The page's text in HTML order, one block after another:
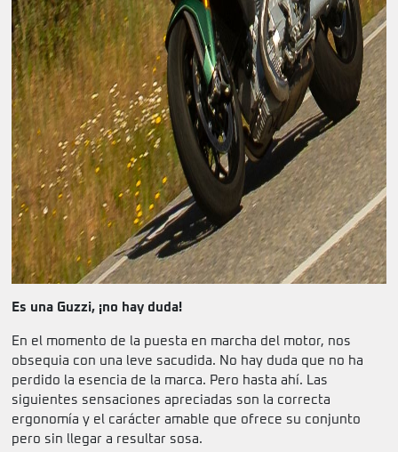
Es una Guzzi, ¡no hay duda!
En el momento de la puesta en marcha del motor, nos
obsequia con una leve sacudida. No hay duda que no ha
perdido la esencia de la marca. Pero hasta ahí. Las
siguientes sensaciones apreciadas son la correcta
ergonomía y el carácter amable que ofrece su conjunto
pero sin llegar a resultar sosa.